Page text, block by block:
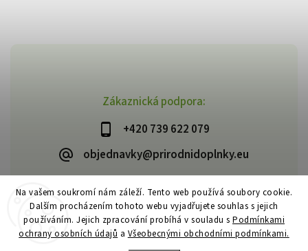
Na vašem soukromí nám záleží. Tento web používá soubory cookie.
Dalším procházením tohoto webu vyjadřujete souhlas s jejich
používáním. Jejich zpracování probíhá v souladu s Podmínkami
ochrany osobních údajů a Všeobecnými obchodními podmínkami.
Zákaznická podpora:
+420 739 622 079
objednavky@prirodnidoplnky.eu
Copyright 2026VIA NATURAE. Všechna práva vyhrazena.
Upravit nastavení cookies